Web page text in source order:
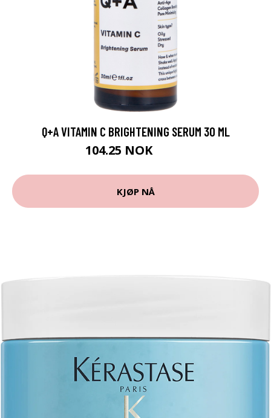
Q+A VITAMIN C BRIGHTENING SERUM 30 ML
104.25 NOK
KJØP NÅ